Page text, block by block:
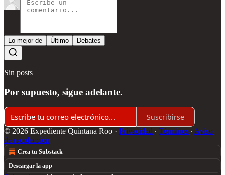
Lo mejor de Último Debates
Sin posts
Por supuesto, sigue adelante.
Suscribirse
© 2026 Expediente Quintana Roo · Privacidad ∙ Términos ∙ Aviso
de recolección
Crea tu Substack
Descargar la app